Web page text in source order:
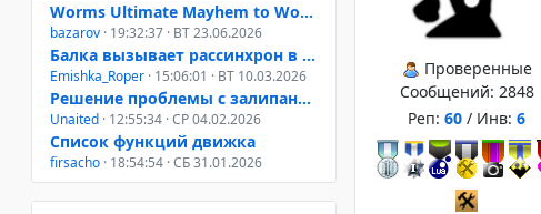
Проверенные
Сообщений: 2848
Реп: 60 / Инв: 6
Worms Ultimate Mayhem to Worms 4 Mayhem
bazarov · 19:32:37 · ВТ 23.06.2026
Балка вызывает рассинхрон в онлайне W3D, W4M, WUM
Emishka_Roper · 15:06:01 · ВТ 10.03.2026
Решение проблемы с залипанием клавиш при свернутом окне
Unaited · 12:55:34 · СР 04.02.2026
Список функций движка
firsacho · 18:54:54 · СБ 31.01.2026